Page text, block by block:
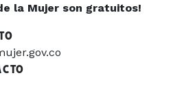
la Mujer son gratuitos!